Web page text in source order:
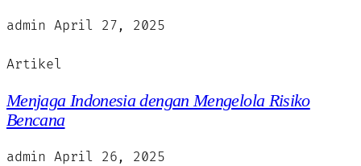
admin April 27, 2025
Artikel
Menjaga Indonesia dengan Mengelola Risiko
Bencana
admin April 26, 2025